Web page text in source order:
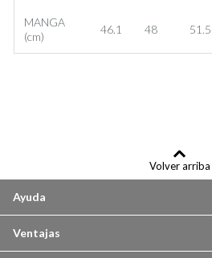
MANGA
(cm)
46.1 48 51.5
Volver arriba
Ayuda
Ventajas